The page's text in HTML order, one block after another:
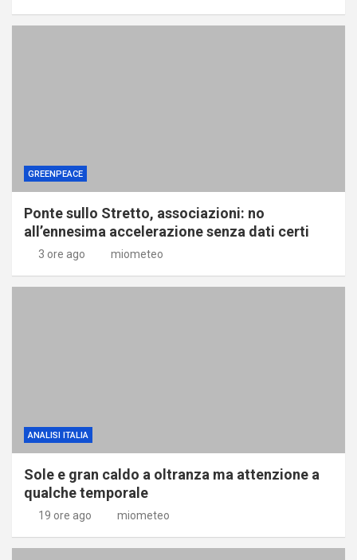
GREENPEACE
Ponte sullo Stretto, associazioni: no
all’ennesima accelerazione senza dati certi
3 ore ago miometeo
ANALISI ITALIA
Sole e gran caldo a oltranza ma attenzione a
qualche temporale
19 ore ago miometeo